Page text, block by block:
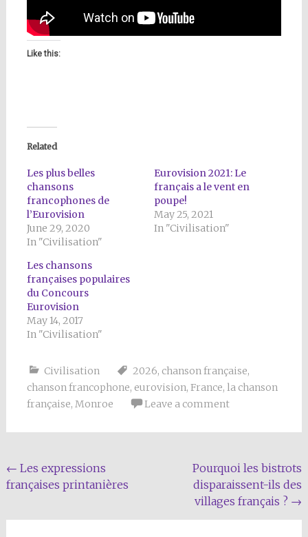
Like this:
Related
Les plus belles
chansons
francophones de
l’Eurovision
June 29, 2020
In "Civilisation"
Eurovision 2021: Le
français a le vent en
poupe!
May 25, 2021
In "Civilisation"
Les chansons
françaises populaires
du Concours
Eurovision
May 14, 2017
In "Civilisation"
Civilisation 2026, chanson française,
chanson francophone, eurovision, France, la chanson
française, Monroe Leave a comment
Post
navigation
← Les expressions
françaises printanières
Pourquoi les bistrots
disparaissent-ils des
villages français ? →